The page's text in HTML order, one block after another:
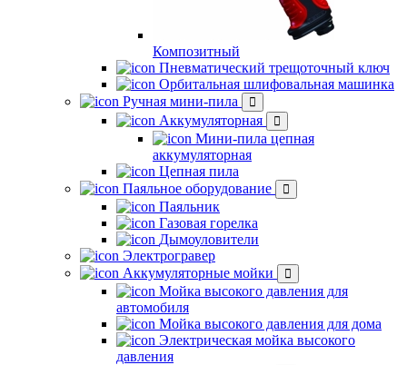
Композитный
Пневматический трещоточный ключ
Орбитальная шлифовальная машинка
Ручная мини-пила
Аккумуляторная
Мини-пила цепная
аккумуляторная
Цепная пила
Паяльное оборудование
Паяльник
Газовая горелка
Дымоуловители
Электрогравер
Аккумуляторные мойки
Мойка высокого давления для
автомобиля
Мойка высокого давления для дома
Электрическая мойка высокого
давления